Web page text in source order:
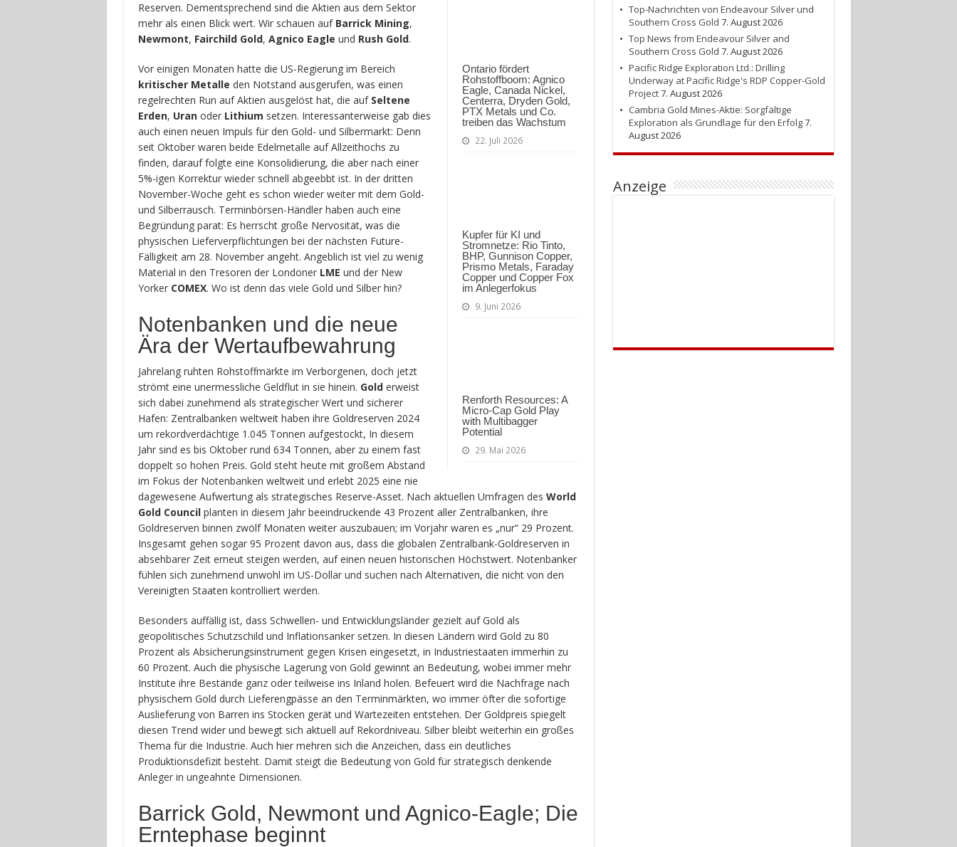
Ontario fördert
Rohstoffboom: Agnico
Eagle, Canada Nickel,
Centerra, Dryden Gold,
PTX Metals und Co.
treiben das Wachstum
22. Juli 2026
Kupfer für KI und
Stromnetze: Rio Tinto,
BHP, Gunnison Copper,
Prismo Metals, Faraday
Copper und Copper Fox
im Anlegerfokus
9. Juni 2026
Renforth Resources: A
Micro-Cap Gold Play
with Multibagger
Potential
29. Mai 2026
Reserven. Dementsprechend sind die Aktien aus dem Sektor
mehr als einen Blick wert. Wir schauen auf Barrick Mining,
Newmont, Fairchild Gold, Agnico Eagle und Rush Gold.
Vor einigen Monaten hatte die US-Regierung im Bereich
kritischer Metalle den Notstand ausgerufen, was einen
regelrechten Run auf Aktien ausgelöst hat, die auf Seltene
Erden, Uranoder Lithium setzen. Interessanterweise gab dies
auch einen neuen Impuls für den Gold- und Silbermarkt: Denn
seit Oktober waren beide Edelmetalle auf Allzeithochs zu
finden, darauf folgte eine Konsolidierung, die aber nach einer
5%-igen Korrektur wieder schnell abgeebbt ist. In der dritten
November-Woche geht es schon wieder weiter mit dem Gold-
und Silberrausch. Terminbörsen-Händler haben auch eine
Begründung parat: Es herrscht große Nervosität, was die
physischen Lieferverpflichtungen bei der nächsten Future-
Fälligkeit am 28. November angeht. Angeblich ist viel zu wenig
Material in den Tresoren der Londoner LME und der New
Yorker COMEX. Wo ist denn das viele Gold und Silber hin?
Notenbanken und die neue
Ära der Wertaufbewahrung
Jahrelang ruhten Rohstoffmärkte im Verborgenen, doch jetzt
strömt eine unermessliche Geldflut in sie hinein. Golderweist
sich dabei zunehmend als strategischer Wert und sicherer
Hafen: Zentralbanken weltweit haben ihre Goldreserven 2024
um rekordverdächtige 1.045 Tonnen aufgestockt, In diesem
Jahr sind es bis Oktober rund 634 Tonnen, aber zu einem fast
doppelt so hohen Preis. Gold steht heute mit großem Abstand
im Fokus der Notenbanken weltweit und erlebt 2025 eine nie
dagewesene Aufwertung als strategisches Reserve-Asset. Nach aktuellen Umfragen des World
Gold Councilplanten in diesem Jahr beeindruckende 43 Prozent aller Zentralbanken, ihre
Goldreserven binnen zwölf Monaten weiter auszubauen; im Vorjahr waren es „nur“ 29 Prozent.
Insgesamt gehen sogar 95 Prozent davon aus, dass die globalen Zentralbank-Goldreserven in
absehbarer Zeit erneut steigen werden, auf einen neuen historischen Höchstwert. Notenbanker
fühlen sich zunehmend unwohl im US-Dollar und suchen nach Alternativen, die nicht von den
Vereinigten Staaten kontrolliert werden.
Besonders auffällig ist, dass Schwellen- und Entwicklungsländer gezielt auf Gold als
geopolitisches Schutzschild und Inflationsanker setzen. In diesen Ländern wird Gold zu 80
Prozent als Absicherungsinstrument gegen Krisen eingesetzt, in Industriestaaten immerhin zu
60 Prozent. Auch die physische Lagerung von Gold gewinnt an Bedeutung, wobei immer mehr
Institute ihre Bestände ganz oder teilweise ins Inland holen. Befeuert wird die Nachfrage nach
physischem Gold durch Lieferengpässe an den Terminmärkten, wo immer öfter die sofortige
Auslieferung von Barren ins Stocken gerät und Wartezeiten entstehen. Der Goldpreis spiegelt
diesen Trend wider und bewegt sich aktuell auf Rekordniveau. Silber bleibt weiterhin ein großes
Thema für die Industrie. Auch hier mehren sich die Anzeichen, dass ein deutliches
Produktionsdefizit besteht. Damit steigt die Bedeutung von Gold für strategisch denkende
Anleger in ungeahnte Dimensionen.
Barrick Gold, Newmont und Agnico-Eagle; Die
Erntephase beginnt
Top-Nachrichten von Endeavour Silver und
Southern Cross Gold 7. August 2026
Top News from Endeavour Silver and
Southern Cross Gold 7. August 2026
Pacific Ridge Exploration Ltd.: Drilling
Underway at Pacific Ridge's RDP Copper-Gold
Project7. August 2026
Cambria Gold Mines-Aktie: Sorgfältige
Exploration als Grundlage für den Erfolg7.
August 2026
Anzeige